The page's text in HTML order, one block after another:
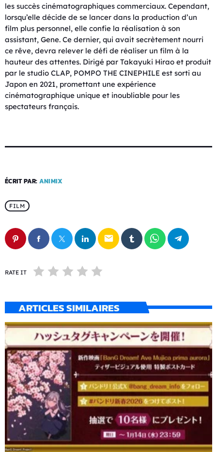
les succès cinématographiques commerciaux. Cependant,
lorsqu’elle décide de se lancer dans la production d’un
film plus personnel, elle confie la réalisation à son
assistant, Gene. Ce dernier, qui avait secrètement nourri
ce rêve, devra relever le défi de réaliser un film à la
hauteur des attentes. Dirigé par Takayuki Hirao et produit
par le studio CLAP, POMPO THE CINEPHILE est sorti au
Japon en 2021, promettant une expérience
cinématographique unique et inoubliable pour les
spectateurs français.
ÉCRIT PAR: ANIMIX
FILM
email
RATE IT
ARTICLES SIMILAIRES